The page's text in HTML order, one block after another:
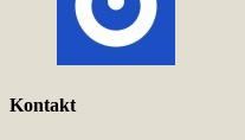
Kontakt